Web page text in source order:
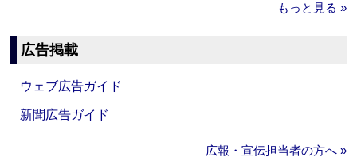
もっと見る »
広告掲載
ウェブ広告ガイド
新聞広告ガイド
広報・宣伝担当者の方へ »